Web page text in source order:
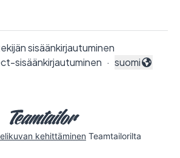
sisäänkirjautuminen
sisäänkirjautuminen · Vaihda kieli
suomi
kehittäminen Teamtailorilta